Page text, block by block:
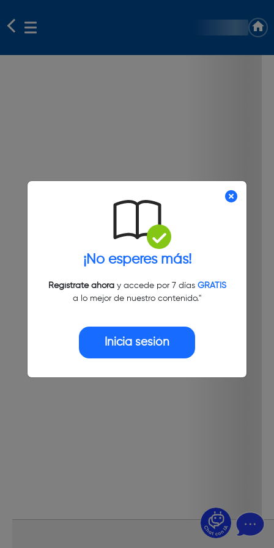
¡No esperes más!
Regístrate ahoray accede por 7 días GRATIS
a lo mejor de nuestro contenido."
Inicia sesión